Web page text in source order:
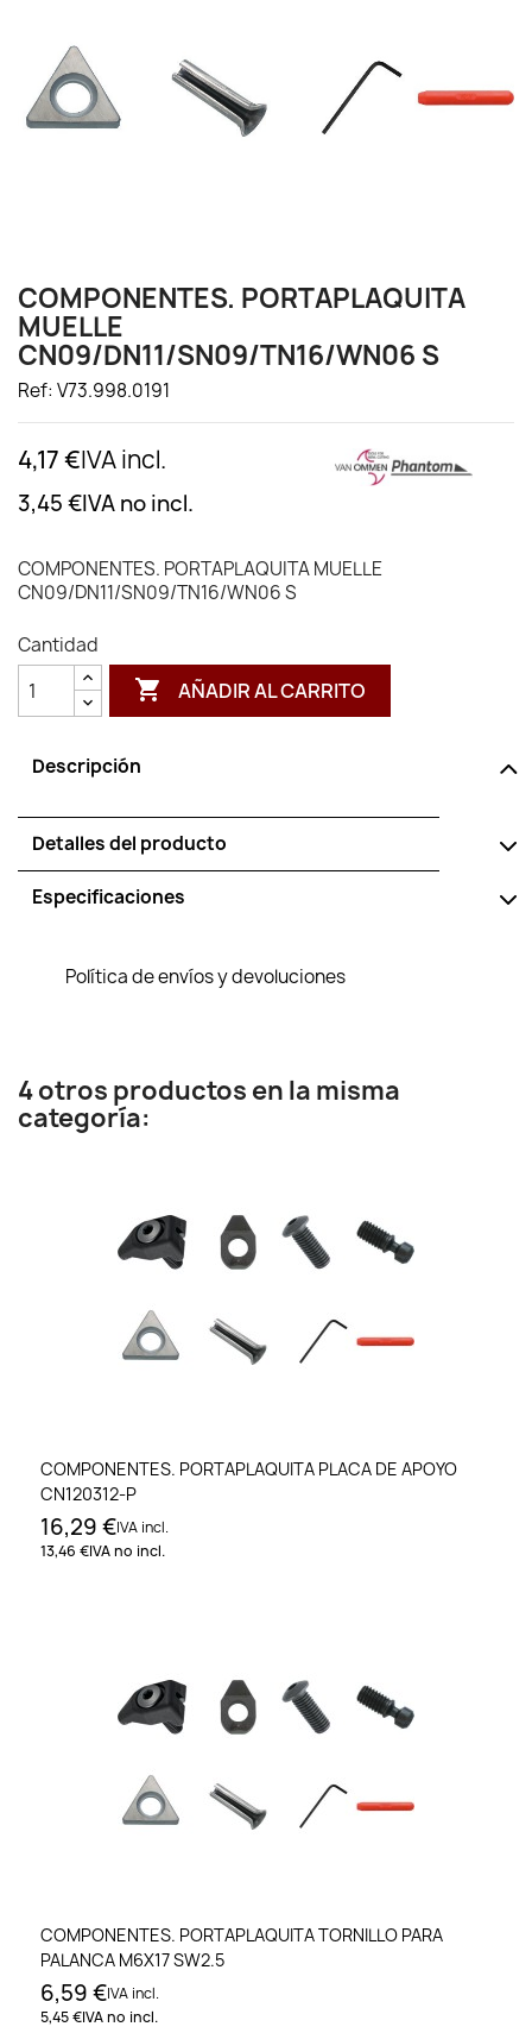
COMPONENTES. PORTAPLAQUITA
MUELLE
CN09/DN11/SN09/TN16/WN06 S
Ref: V73.998.0191
4,17 €IVA incl.
3,45 €IVA no incl.
COMPONENTES. PORTAPLAQUITA MUELLE
CN09/DN11/SN09/TN16/WN06 S
Cantidad
 AÑADIR AL CARRITO
Descripción
Detalles del producto
Especificaciones
Política de envíos y devoluciones
4 otros productos en la misma
categoría:
COMPONENTES. PORTAPLAQUITA PLACA DE APOYO
CN120312-P
16,29 €IVA incl.
13,46 €IVA no incl.
COMPONENTES. PORTAPLAQUITA TORNILLO PARA
PALANCA M6X17 SW2.5
6,59 €IVA incl.
5,45 €IVA no incl.